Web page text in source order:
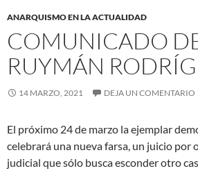
ANARQUISMO EN LA ACTUALIDAD
COMUNICADO
RUYMÁN
14 MARZO, 2021 DEJA UN COMENTARIO
El próximo 24 de marzo la ejemplar
celebrará una nueva farsa, un juicio
judicial que sólo busca esconder otro